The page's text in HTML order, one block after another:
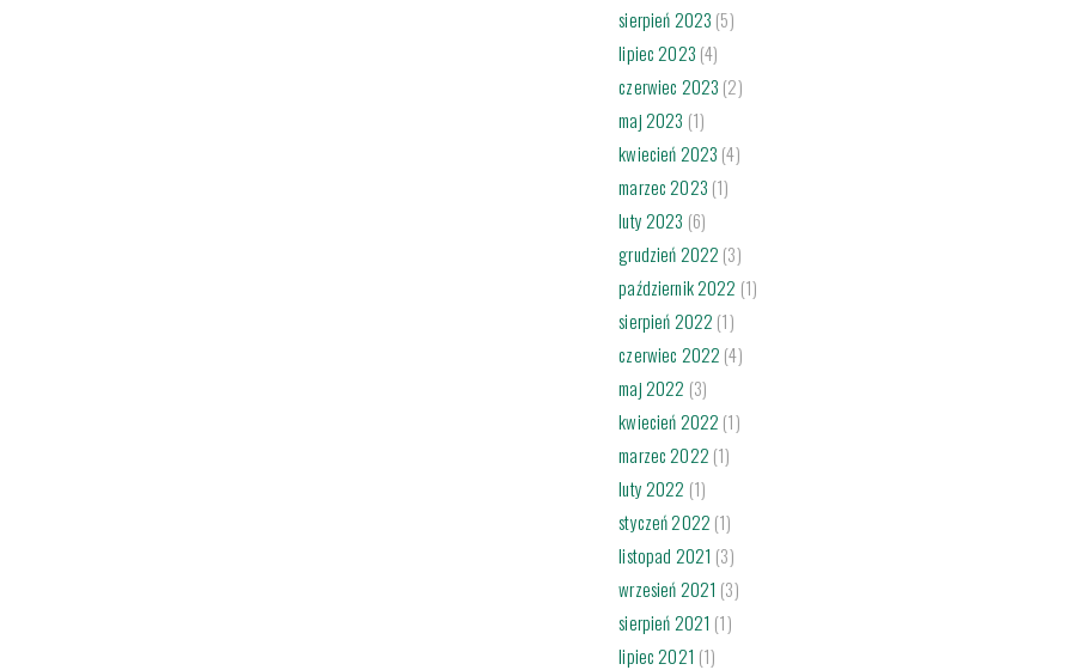
sierpień 2023 (5)
lipiec 2023 (4)
czerwiec 2023 (2)
maj 2023 (1)
kwiecień 2023 (4)
marzec 2023 (1)
luty 2023 (6)
grudzień 2022 (3)
październik 2022 (1)
sierpień 2022 (1)
czerwiec 2022 (4)
maj 2022 (3)
kwiecień 2022 (1)
marzec 2022 (1)
luty 2022 (1)
styczeń 2022 (1)
listopad 2021 (3)
wrzesień 2021 (3)
sierpień 2021 (1)
lipiec 2021 (1)